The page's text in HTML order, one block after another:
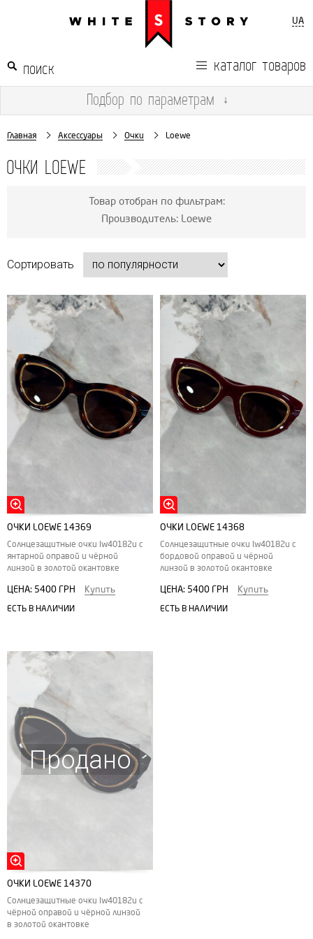
UA
каталог товаров
Подбор по параметрам ↓
Главная Аксессуары Очки Loewe
ОЧКИ LOEWE
Товар отобран по фильтрам:
Производитель: Loewe
Сортировать
ОЧКИ LOEWE 14369
Солнцезащитные очки lw40182u с
янтарной оправой и чёрной
линзой в золотой окантовке
ЦЕНА: 5400 ГРН Купить
ЕСТЬ В НАЛИЧИИ
ОЧКИ LOEWE 14368
Солнцезащитные очки lw40182u с
бордовой оправой и чёрной
линзой в золотой окантовке
ЦЕНА: 5400 ГРН Купить
ЕСТЬ В НАЛИЧИИ
Продано
ОЧКИ LOEWE 14370
Солнцезащитные очки lw40182u с
чёрной оправой и чёрной линзой
в золотой окантовке